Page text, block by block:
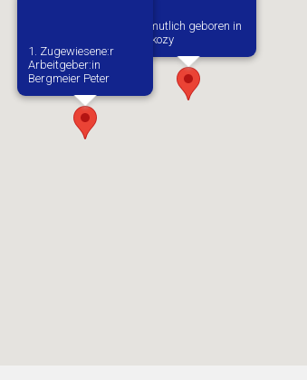
Vermutlich geboren in
Dwikozy
1. Zugewiesene:r
Arbeitgeber:in​
Bergmeier Peter